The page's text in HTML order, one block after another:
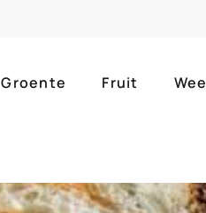
Groente Fruit